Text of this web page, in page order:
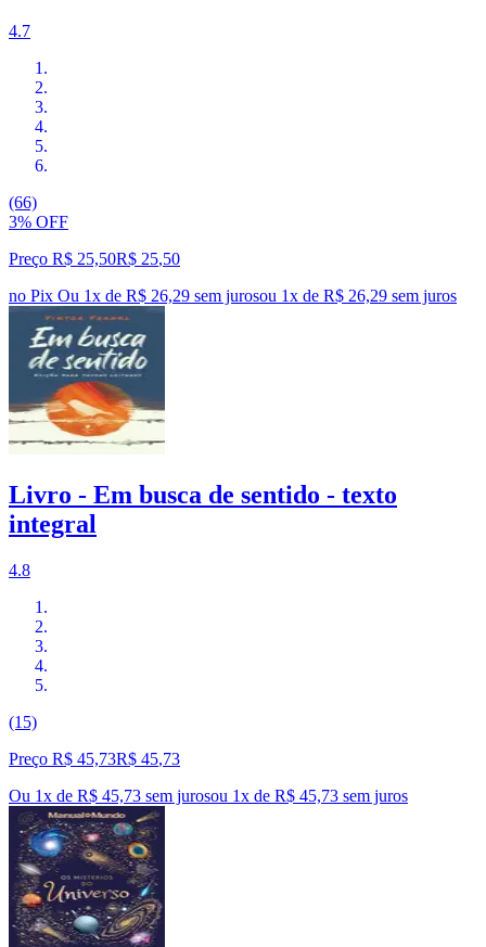
4.7
(66)
3% OFF
Preço R$ 25,50R$ 25,50
no Pix Ou 1x de R$ 26,29 sem jurosou 1x de R$ 26,29 sem juros
Livro - Em busca de sentido - texto
integral
4.8
(15)
Preço R$ 45,73R$ 45,73
Ou 1x de R$ 45,73 sem jurosou 1x de R$ 45,73 sem juros